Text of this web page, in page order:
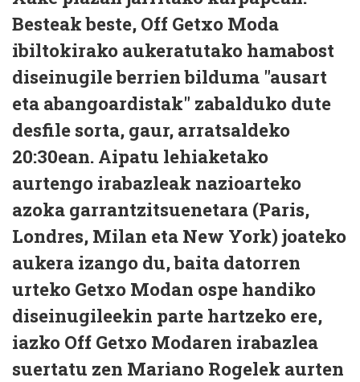
Besteak beste, Off Getxo Moda
ibiltokirako aukeratutako hamabost
diseinugile berrien bilduma "ausart
eta abangoardistak" zabalduko dute
desfile sorta, gaur, arratsaldeko
20:30ean. Aipatu lehiaketako
aurtengo irabazleak nazioarteko
azoka garrantzitsuenetara (Paris,
Londres, Milan eta New York) joateko
aukera izango du, baita datorren
urteko Getxo Modan ospe handiko
diseinugileekin parte hartzeko ere,
iazko Off Getxo Modaren irabazlea
suertatu zen Mariano Rogelek aurten